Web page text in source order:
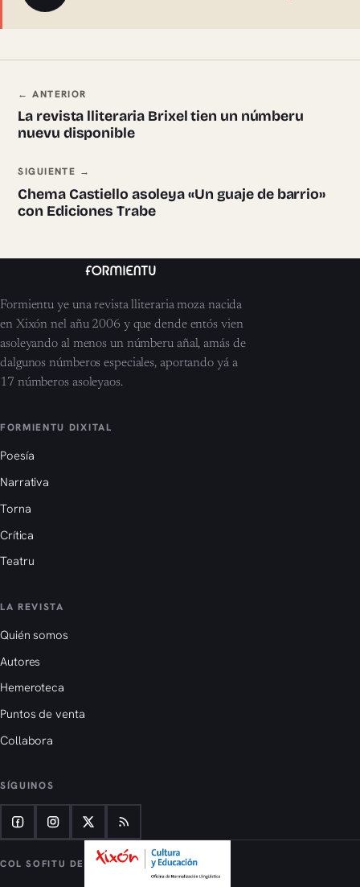
Navegación ente pieces
← ANTERIOR
La revista lliteraria Brixel tien un númberu
nuevu disponible
SIGUIENTE →
Chema Castiello asoleya «Un guaje de barrio»
con Ediciones Trabe
Formientu ye una revista lliteraria moza nacida
en Xixón nel añu 2006 y que dende entós vien
asoleyando al menos un númberu añal, amás de
dalgunos númberos especiales, aportando yá a
17 númberos asoleyaos.
FORMIENTU DIXITAL
Poesía
Narrativa
Torna
Crítica
Teatru
LA REVISTA
Quién somos
Autores
Hemeroteca
Puntos de venta
Collabora
SÍGUINOS
COL SOFITU DE